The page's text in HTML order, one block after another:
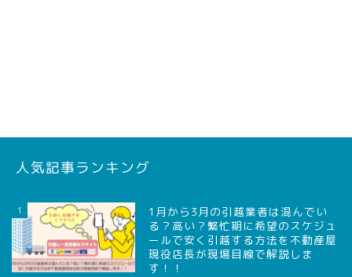
人気記事ランキング
1
1月から3月の引越業者は混んでい
る？高い？繁忙期に希望のスケジュ
ールで安く引越する方法を不動産屋
現役店長が現場目線で解説しま
す！！